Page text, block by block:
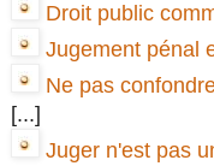
Droit public
Jugement pénal
Ne pas
[...]
Juger n'est pas